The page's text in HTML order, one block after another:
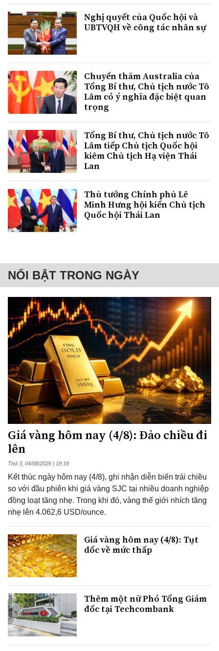
Nghị quyết của Quốc hội và
UBTVQH về công tác nhân sự
Chuyến thăm Australia của
Tổng Bí thư, Chủ tịch nước Tô
Lâm có ý nghĩa đặc biệt quan
trọng
Tổng Bí thư, Chủ tịch nước Tô
Lâm tiếp Chủ tịch Quốc hội
kiêm Chủ tịch Hạ viện Thái
Lan
Thủ tướng Chính phủ Lê
Minh Hưng hội kiến Chủ tịch
Quốc hội Thái Lan
NỔI BẬT TRONG NGÀY
Giá vàng hôm nay (4/8): Đảo chiều đi
lên
Thứ 3, 04/08/2026 | 19:16
Kết thúc ngày hôm nay (4/8), ghi nhận diễn biến trái chiều
so với đầu phiên khi giá vàng SJC tại nhiều doanh nghiệp
đồng loạt tăng nhẹ. Trong khi đó, vàng thế giới nhích tăng
nhẹ lên 4.062,6 USD/ounce.
Giá vàng hôm nay (4/8): Tụt
dốc về mức thấp
Thêm một nữ Phó Tổng Giám
đốc tại Techcombank